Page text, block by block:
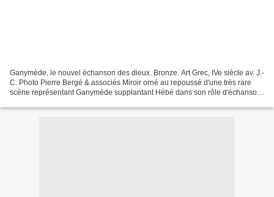
Ganymède, le nouvel échanson des dieux. Bronze. Art Grec, IVe siècle av. J.-
C. Photo Pierre Bergé & associés Miroir orné au repoussé d'une très rare
scène représentant Ganymède supplantant Hébé dans son rôle d'échanson